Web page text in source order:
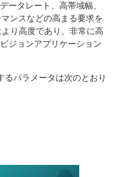
ータレート、高帯域幅、
ンスなどの高まる要求を
より高度であり、非常に高
ジョンアプリケーション
パラメータは次のとおり